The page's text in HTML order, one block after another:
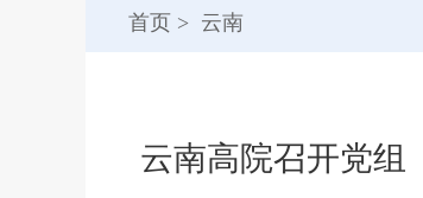
首页 > 云南
云南高院召开党组